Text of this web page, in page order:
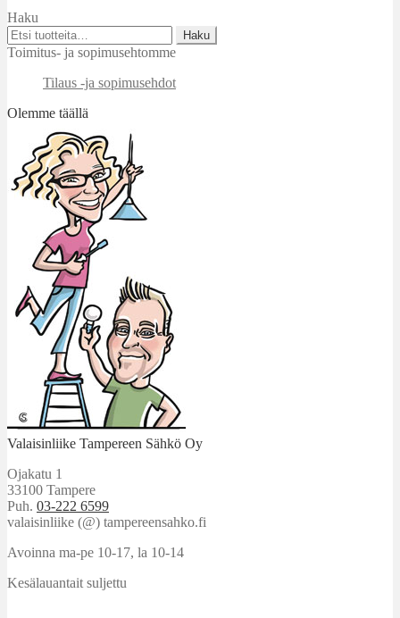
Haku
Etsi:
Haku
Toimitus- ja sopimusehtomme
Tilaus -ja sopimusehdot
Olemme täällä
Valaisinliike Tampereen Sähkö Oy
Ojakatu 1
33100 Tampere
Puh. 03-222 6599
valaisinliike (@) tampereensahko.fi
Avoinna ma-pe 10-17, la 10-14
Kesälauantait suljettu